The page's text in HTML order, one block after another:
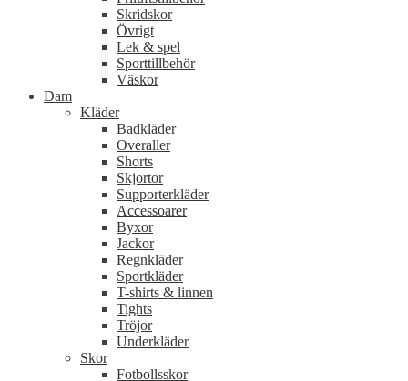
Skridskor
Övrigt
Lek & spel
Sporttillbehör
Väskor
Dam
Kläder
Badkläder
Overaller
Shorts
Skjortor
Supporterkläder
Accessoarer
Byxor
Jackor
Regnkläder
Sportkläder
T-shirts & linnen
Tights
Tröjor
Underkläder
Skor
Fotbollsskor